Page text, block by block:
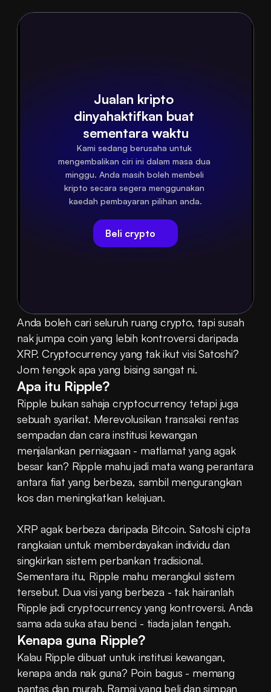
Anda boleh cari seluruh ruang crypto, tapi susah
nak jumpa coin yang lebih kontroversi daripada
XRP. Cryptocurrency yang tak ikut visi Satoshi?
Jom tengok apa yang bising sangat ni.
Apa itu Ripple?
Ripple bukan sahaja cryptocurrency tetapi juga
sebuah syarikat. Merevolusikan transaksi rentas
sempadan dan cara institusi kewangan
menjalankan perniagaan - matlamat yang agak
besar kan? Ripple mahu jadi mata wang perantara
antara fiat yang berbeza, sambil mengurangkan
kos dan meningkatkan kelajuan.
XRP agak berbeza daripada Bitcoin. Satoshi cipta
rangkaian untuk memberdayakan individu dan
singkirkan sistem perbankan tradisional.
Sementara itu, Ripple mahu merangkul sistem
tersebut. Dua visi yang berbeza - tak hairanlah
Ripple jadi cryptocurrency yang kontroversi. Anda
sama ada suka atau benci - tiada jalan tengah.
Kenapa guna Ripple?
Kalau Ripple dibuat untuk institusi kewangan,
kenapa anda nak guna? Poin bagus - memang
pantas dan murah. Ramai yang beli dan simpan
Jualan kripto
dinyahaktifkan buat
sementara waktu
Kami sedang berusaha untuk
mengembalikan ciri ini dalam masa dua
minggu. Anda masih boleh membeli
kripto secara segera menggunakan
kaedah pembayaran pilihan anda.
Beli crypto